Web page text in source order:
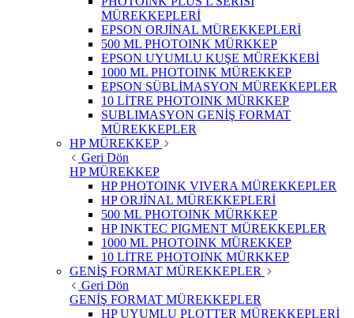
MÜREKKEPLERİ
EPSON ORJİNAL MÜREKKEPLERİ
500 ML PHOTOINK MÜRKKEP
EPSON UYUMLU KUŞE MÜREKKEBİ
1000 ML PHOTOINK MÜREKKEP
EPSON SÜBLİMASYON MÜREKKEPLER
10 LİTRE PHOTOINK MÜRKKEP
SUBLIMASYON GENİŞ FORMAT
MÜREKKEPLER
HP MÜREKKEP
Geri Dön
HP MÜREKKEP
HP PHOTOINK VIVERA MÜREKKEPLER
HP ORJİNAL MÜREKKEPLERİ
500 ML PHOTOINK MÜRKKEP
HP INKTEC PIGMENT MÜREKKEPLER
1000 ML PHOTOINK MÜREKKEP
10 LİTRE PHOTOINK MÜRKKEP
GENİŞ FORMAT MÜREKKEPLER
Geri Dön
GENİŞ FORMAT MÜREKKEPLER
HP UYUMLU PLOTTER MÜREKKEPLERİ